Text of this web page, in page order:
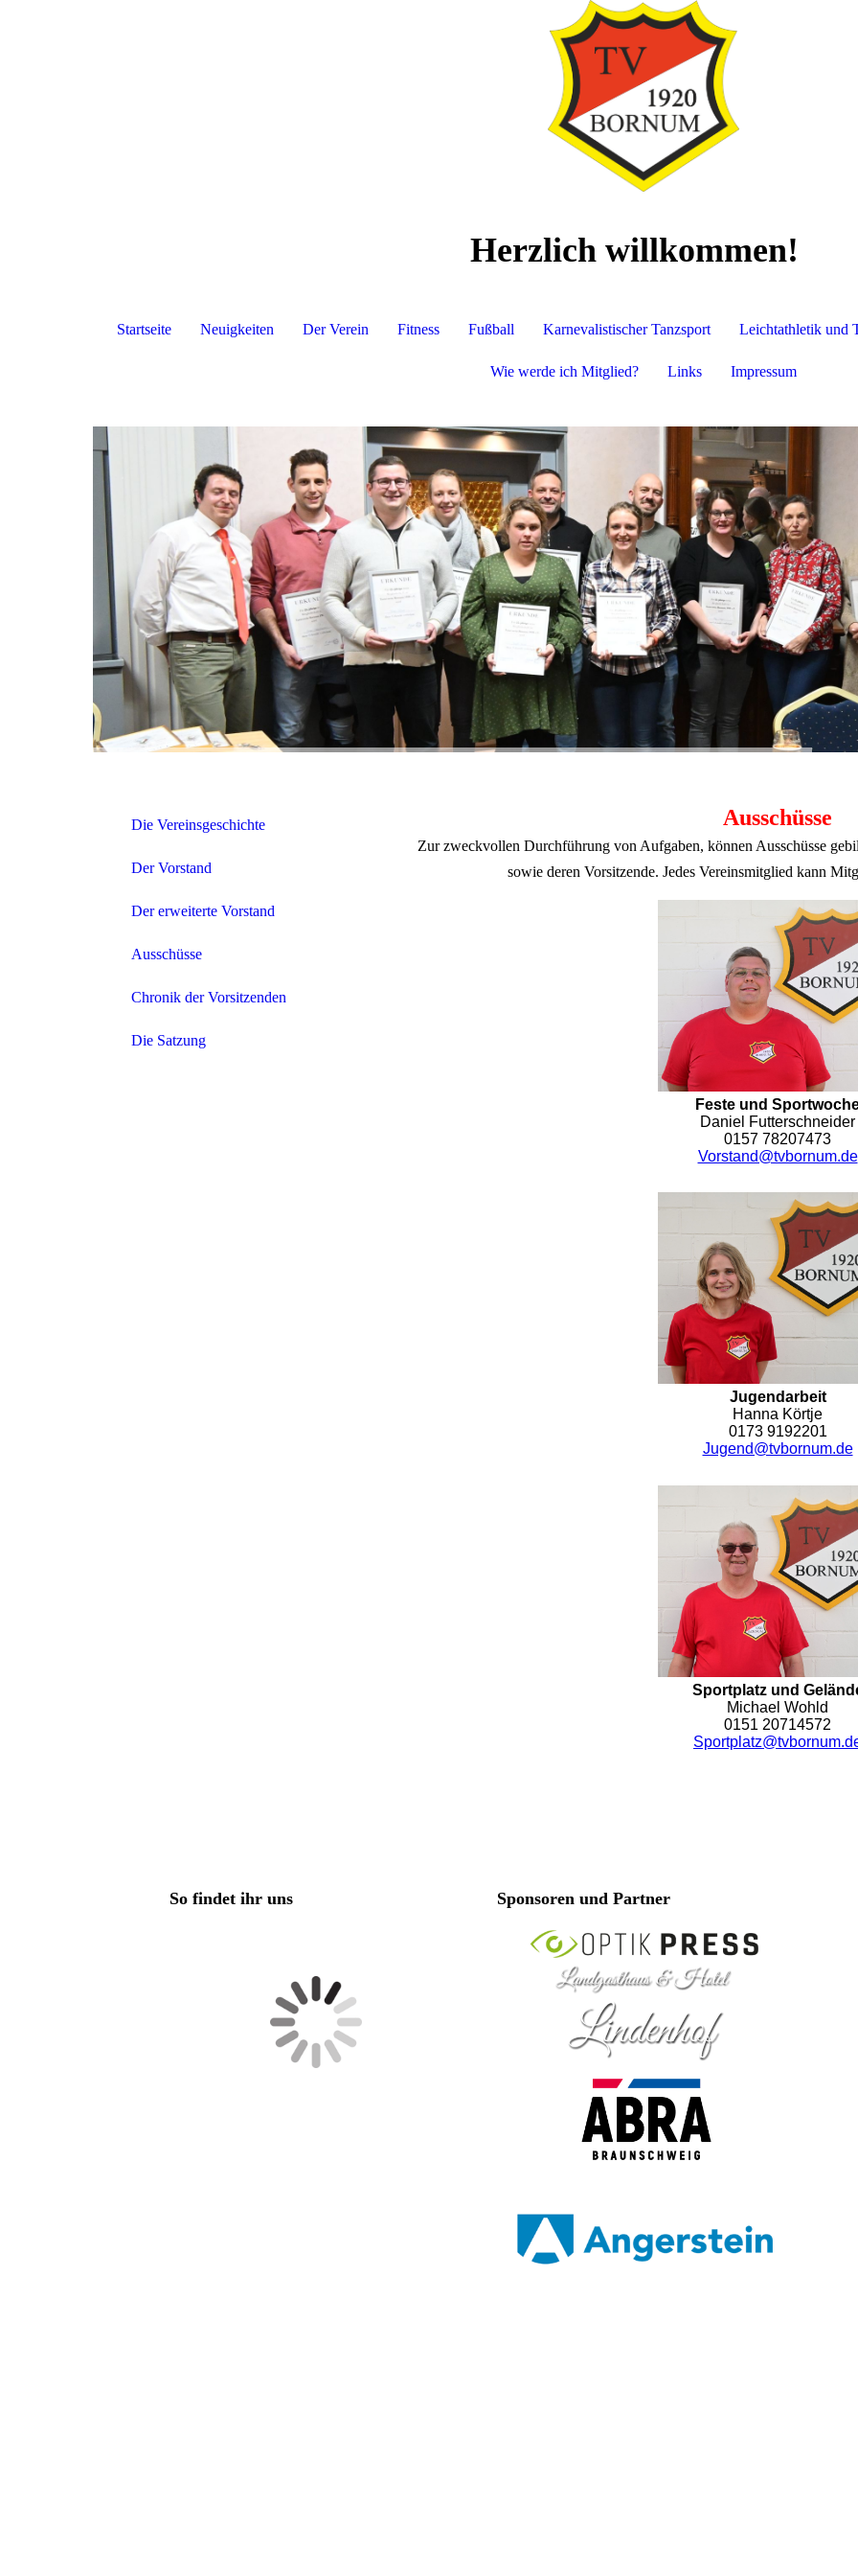
Herzlich willkommen!
Startseite Neuigkeiten Der Verein Fitness Fußball Karnevalistischer Tanzsport Leichtathletik und
Wie werde ich Mitglied? Links Impressum
Die Vereinsgeschichte
Der Vorstand
Der erweiterte Vorstand
Ausschüsse
Chronik der Vorsitzenden
Die Satzung
Ausschüsse
Zur zweckvollen Durchführung von Aufgaben, können Ausschüsse
sowie deren Vorsitzende. Jedes Vereinsmitglied kann
Feste und
Daniel Futterschneider
0157 78207473
Vorstand@tvbornum.de
Jugendarbeit
Hanna Körtje
0173 9192201
Jugend@tvbornum.de
Sportplatz und
Michael Wohld
0151 20714572
So findet ihr uns Sponsoren und Partner